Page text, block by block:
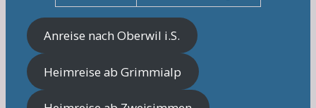
Anreise nach Oberwil i.S.
Heimreise ab Grimmialp